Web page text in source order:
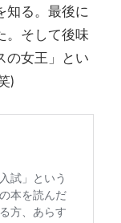
知る。最後に
。そして後味
の女王」とい
)